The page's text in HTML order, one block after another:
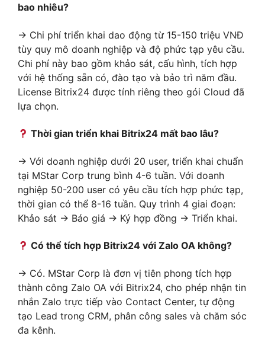
bao nhiêu?
→ Chi phí triển khai dao động từ 15-150 triệu VNĐ
tùy quy mô doanh nghiệp và độ phức tạp yêu cầu.
Chi phí này bao gồm khảo sát, cấu hình, tích hợp
với hệ thống sẵn có, đào tạo và bảo trì năm đầu.
License Bitrix24 được tính riêng theo gói Cloud đã
lựa chọn.
Thời gian triển khai Bitrix24 mất bao lâu?
→ Với doanh nghiệp dưới 20 user, triển khai chuẩn
tại MStar Corp trung bình 4-6 tuần. Với doanh
nghiệp 50-200 user có yêu cầu tích hợp phức tạp,
thời gian có thể 8-16 tuần. Quy trình 4 giai đoạn:
Khảo sát → Báo giá → Ký hợp đồng → Triển khai.
Có thể tích hợp Bitrix24 với Zalo OA không?
→ Có. MStar Corp là đơn vị tiên phong tích hợp
thành công Zalo OA với Bitrix24, cho phép nhận tin
nhắn Zalo trực tiếp vào Contact Center, tự động
tạo Lead trong CRM, phân công sales và chăm sóc
đa kênh.